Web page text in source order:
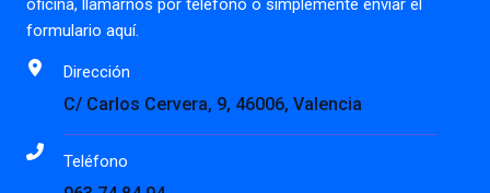
oficina, llamarnos por teléfono o simplemente enviar el
formulario aquí.
Dirección
C/ Carlos Cervera, 9, 46006, Valencia
Teléfono